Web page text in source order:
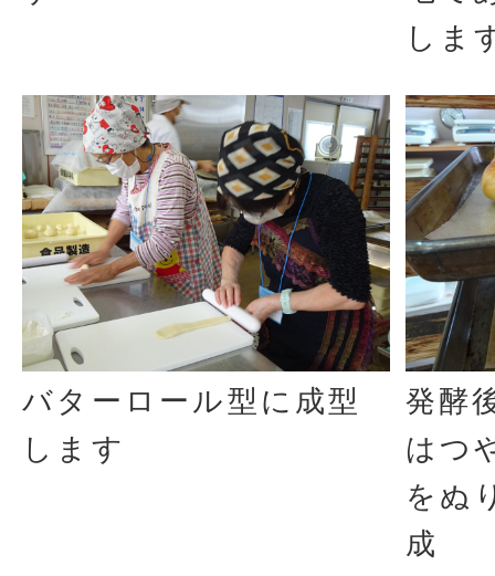
しま
バターロール型に成型
します
発酵
はつ
をぬ
成